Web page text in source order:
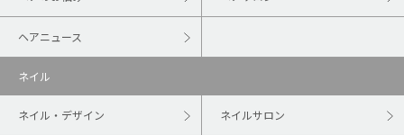
ヘアニュース
ネイル
ネイル・デザイン ネイルサロン